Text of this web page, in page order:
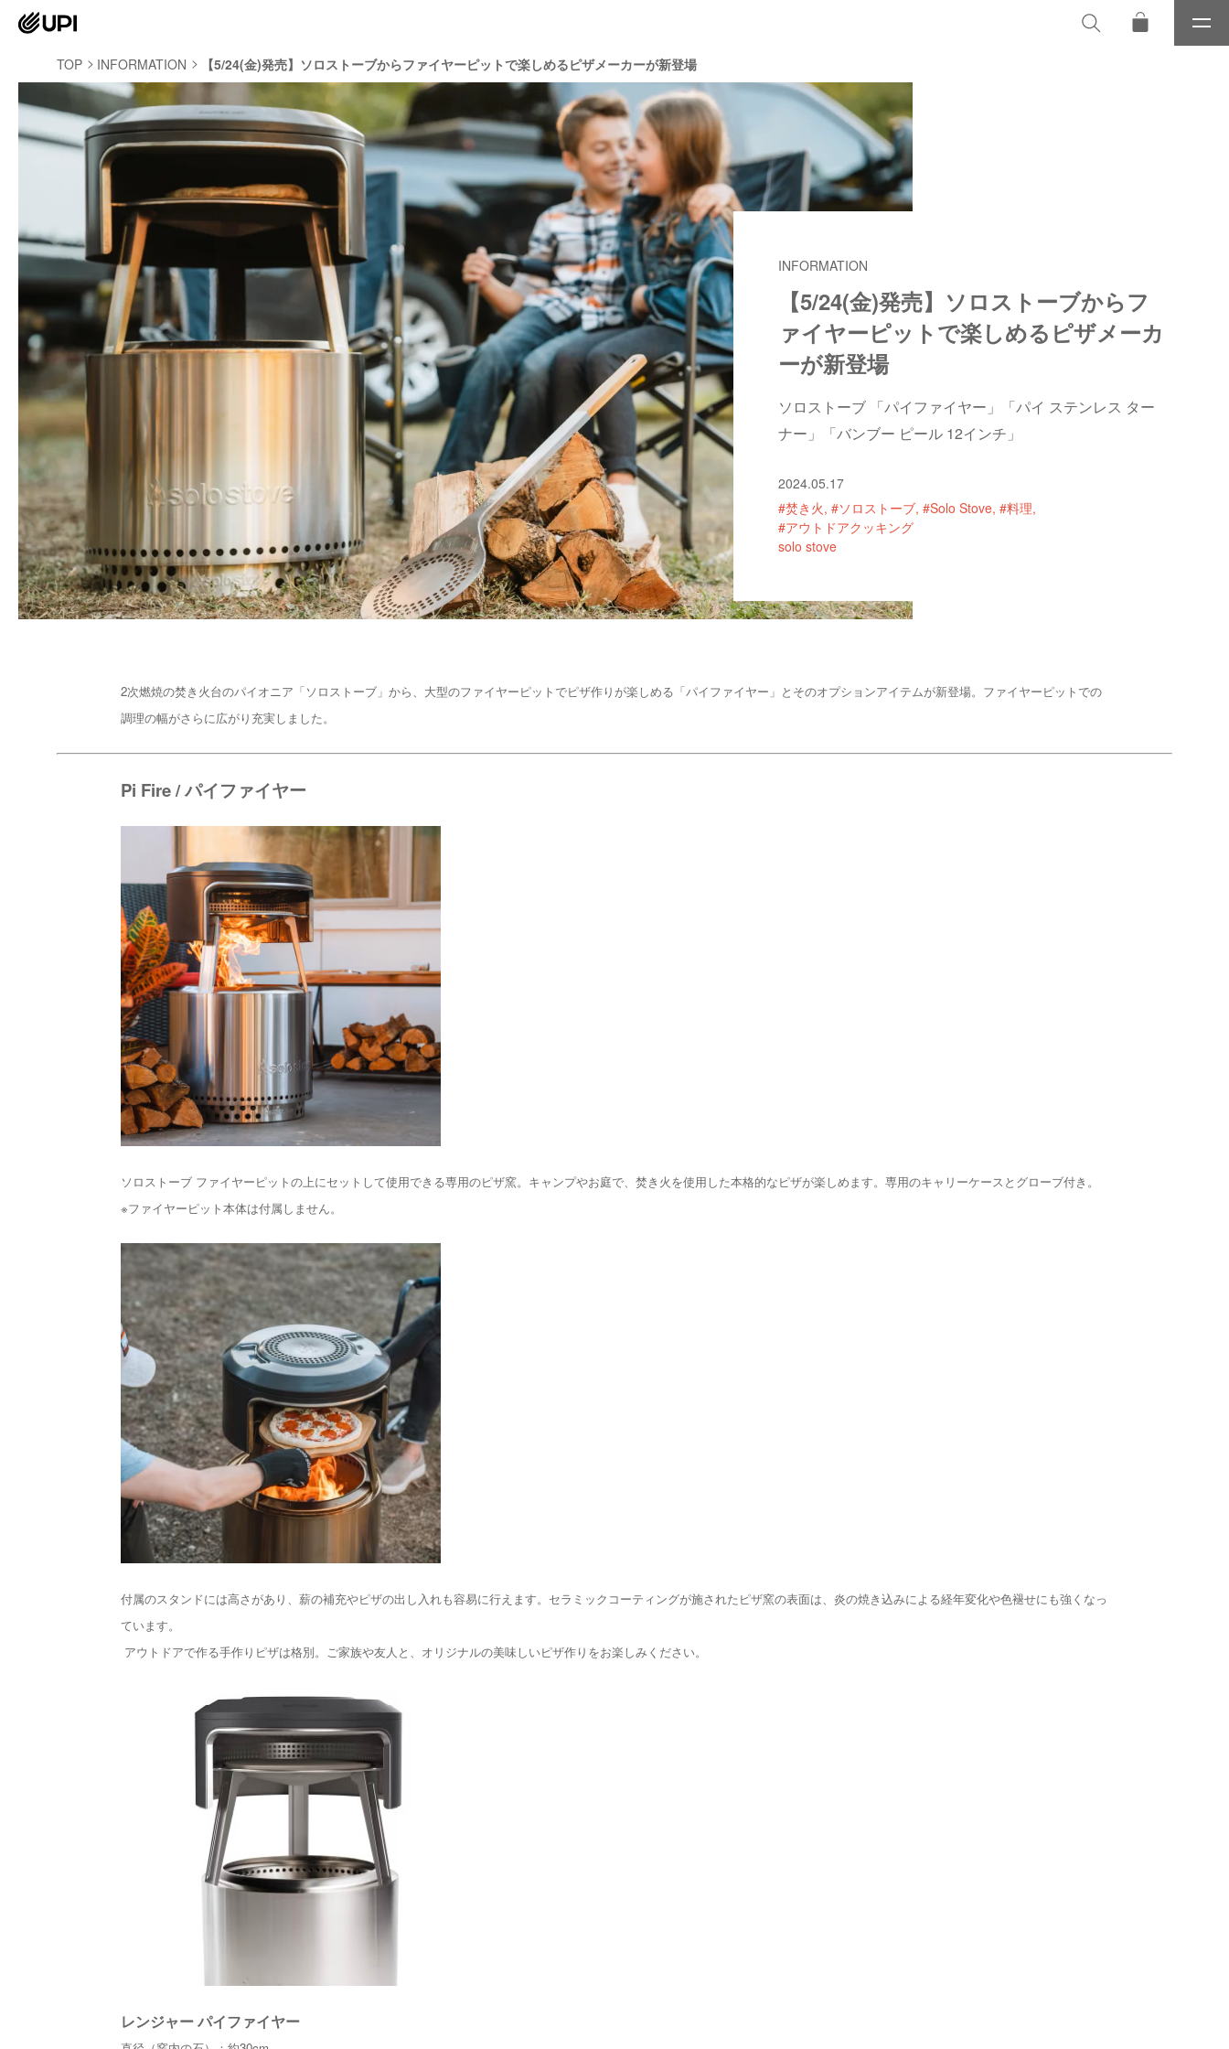
メ
ニ
TOP INFORMATION 【5/24(金)発売】ソロストーブからファイヤーピットで楽しめるピザメーカーが新登場
INFORMATION
【5/24(金)発売】ソロストーブからフ
ァイヤーピットで楽しめるピザメーカ
ーが新登場
ソロストーブ 「パイファイヤー」「パイ ステンレス ター
ナー」「バンブー ピール 12インチ」
2024.05.17
#焚き火 #ソロストーブ #Solo Stove #料理
#アウトドアクッキング
solo stove
2次燃焼の焚き火台のパイオニア「ソロストーブ」から、大型のファイヤーピットでピザ作りが楽しめる「パイファイヤー」とそのオプションアイテムが新登場。ファイヤーピットでの
調理の幅がさらに広がり充実しました。
Pi Fire / パイファイヤー
ソロストーブ ファイヤーピットの上にセットして使用できる専用のピザ窯。キャンプやお庭で、焚き火を使用した本格的なピザが楽しめます。専用のキャリーケースとグローブ付き。
※ファイヤーピット本体は付属しません。
付属のスタンドには高さがあり、薪の補充やピザの出し入れも容易に行えます。セラミックコーティングが施されたピザ窯の表面は、炎の焼き込みによる経年変化や色褪せにも強くなっ
ています。
アウトドアで作る手作りピザは格別。ご家族や友人と、オリジナルの美味しいピザ作りをお楽しみください。
レンジャー パイファイヤー